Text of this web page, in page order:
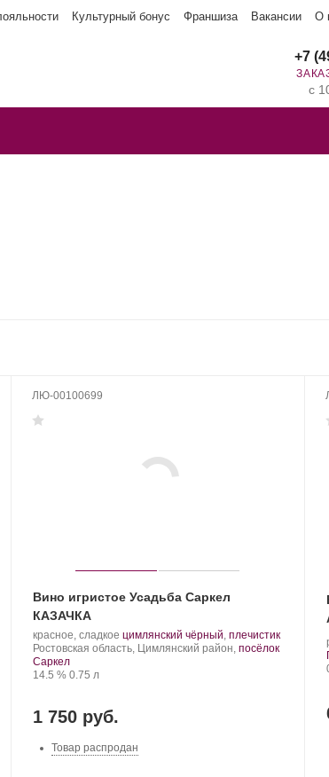
Культурный бонус Франшиза Вакансии О
+7
с
ЛЮ-00100699
Вино игристое Усадьба Саркел
КАЗАЧКА
Производитель:
Усадьба
Саркел.
красное, сладкое .
Сорт
цимлянский чёрный,плечистик.
Регион:
Ростовская область, Цимлянский район,посёлок
Саркел
Крепость
14.5 %. Объем
0.75 л
1 750 руб.
Товар распродан